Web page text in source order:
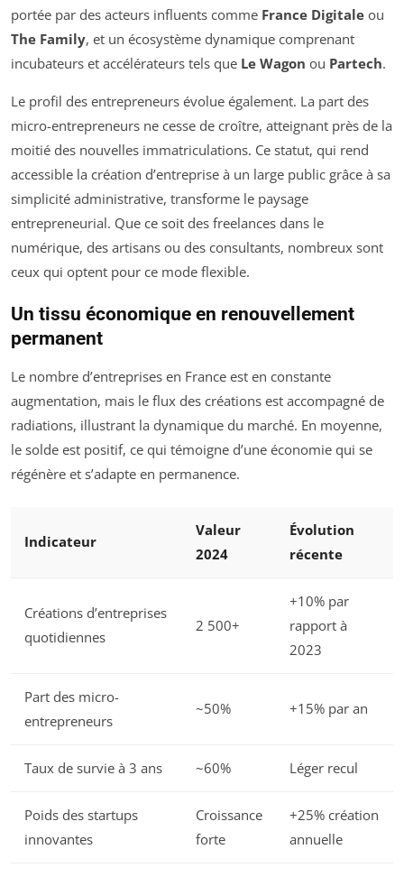
portée par des acteurs influents comme France Digitale ou
The Family, et un écosystème dynamique comprenant
incubateurs et accélérateurs tels que Le Wagon ou Partech.
Le profil des entrepreneurs évolue également. La part des
micro-entrepreneurs ne cesse de croître, atteignant près de la
moitié des nouvelles immatriculations. Ce statut, qui rend
accessible la création d’entreprise à un large public grâce à sa
simplicité administrative, transforme le paysage
entrepreneurial. Que ce soit des freelances dans le
numérique, des artisans ou des consultants, nombreux sont
ceux qui optent pour ce mode flexible.
Un tissu économique en renouvellement
permanent
Le nombre d’entreprises en France est en constante
augmentation, mais le flux des créations est accompagné de
radiations, illustrant la dynamique du marché. En moyenne,
le solde est positif, ce qui témoigne d’une économie qui se
régénère et s’adapte en permanence.
Indicateur
Valeur
2024
Évolution
récente
Créations d’entreprises
quotidiennes
2 500+
+10% par
rapport à
2023
Part des micro-
entrepreneurs
~50% +15% par an
Taux de survie à 3 ans ~60% Léger recul
Poids des startups
innovantes
Croissance
forte
+25% création
annuelle